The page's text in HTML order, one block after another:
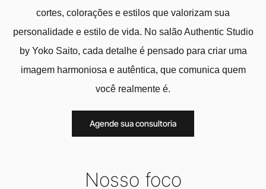
cortes, colorações e estilos que valorizam sua
personalidade e estilo de vida. No salão Authentic Studio
by Yoko Saito, cada detalhe é pensado para criar uma
imagem harmoniosa e autêntica, que comunica quem
você realmente é.
Agende sua consultoria
Nosso foco